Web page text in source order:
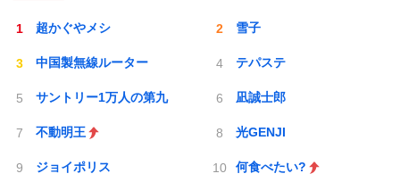
超かぐやメシ 雪子
中国製無線ルーター テパステ
サントリー1万人の第九 凪誠士郎
不動明王 光GENJI
ジョイポリス 何食べたい?